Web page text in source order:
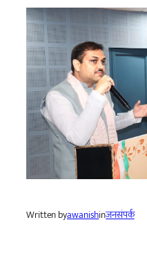
Written byawanishinजनसंपर्क